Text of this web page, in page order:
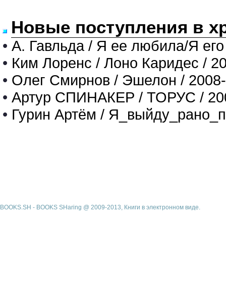
Новые поступления в
• А. Гавльда / Я ее любила/Я
• Ким Лоренс / Лоно Каридес /
• Олег Смирнов / Эшелон /
• Артур СПИНАКЕР / ТОРУС /
• Гурин Артём /
BOOKS.SH - BOOKS SHaring @ 2009-2013, Книги в электронном виде.